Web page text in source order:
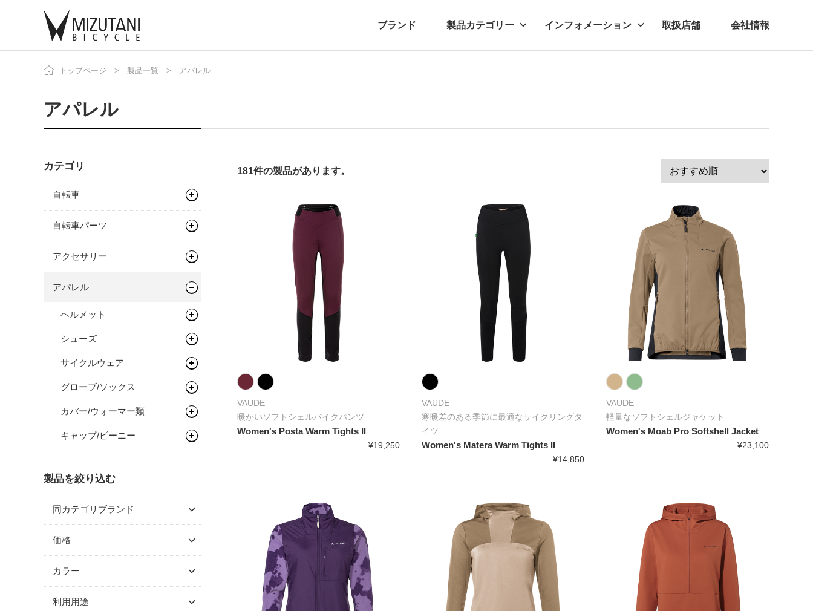
ブランド 製品カテゴリー インフォメーション 取扱店舗 会社情報
トップページ 製品一覧 アパレル
アパレル
181件の製品があります。
VAUDE
暖かいソフトシェルバイクパンツ
Women's Posta Warm Tights II
¥19,250
VAUDE
寒暖差のある季節に最適なサイクリングタ
イツ
Women's Matera Warm Tights II
¥14,850
VAUDE
軽量なソフトシェルジャケット
Women's Moab Pro Softshell Jacket
¥23,100
カテゴリ
自転車
マウンテンバイク
フレーム
完成車
キッズバイク
キッズバイク
ロードバイク
フレーム
タイムトライアル / トライア
フレーム
オールロードバイク
フレーム
完成車
シクロクロスバイク
フレーム
自転車パーツ
サドル/シートポスト
ー）
ー）
ロードタイヤ（チューブレス/
MTBタイヤ（クリンチャー）
MTBタイヤ（チューブレス/レ
ディ）
（チューブレス/レディ）
ル
完組ホイール
リム
プ
バルブ/チューブレスバルブ
スルーアクスル
チューブラーテープ
ハブ
フロントハブ
関連パーツ
ボトムブラケット
関連パーツ
リジットフォーク
サスペンションフォーク
グリップ/バーテープ
グリップ
スプロケット/コグ/ディレイ
ラー
シングルコグ
チェーンテンショナー
クランク/フロントチェーン
チェーンリング
ブレーキ
アクセサリー
バッグ類
バイクパッキング/アクセサリ
サドルバッグ
パニアバッグ
その他バッグ
ハードケース
ド
フェンダー
キャリア
スタンド
ワークスタンド/ディスプレ
イスタンド
ワークスタンド
関連アイテム
スタンド
サイクルトレーナー
関連アイテム
ケミカル
グリース/ルブ
プロテクター
ライト/サイクルコンピュー
アパレル
ヘルメット
ロードバイク
マウンテンバイク/BMX
グラベルバイク/シクロクロス
ツーリング/街乗り/通勤/ミニ
セーフティライト
キッズヘルメット
シューズ
ロードバイク
マウンテンバイク/BMX
グラベルバイク/シクロクロス
シューズアクセサリー
サイクルウェア
レインウェア
サイクルウェア（メンズ）
サイクルウェア（ウィメン
プロテクター
グローブ/ソックス
グローブ
ソックス
カバー/ウォーマー類
アームカバー
シューズカバー
ハンドルカバー
キャップ/ビーニー
キャップ
製品を絞り込む
同カテゴリブランド
BARMITTS
BLUEGRASS
DeFeet
価格
～ \5,000
\5,001 ～ 10,000
\10,001 ～ 20,000
カラー
ブラック
利用用途